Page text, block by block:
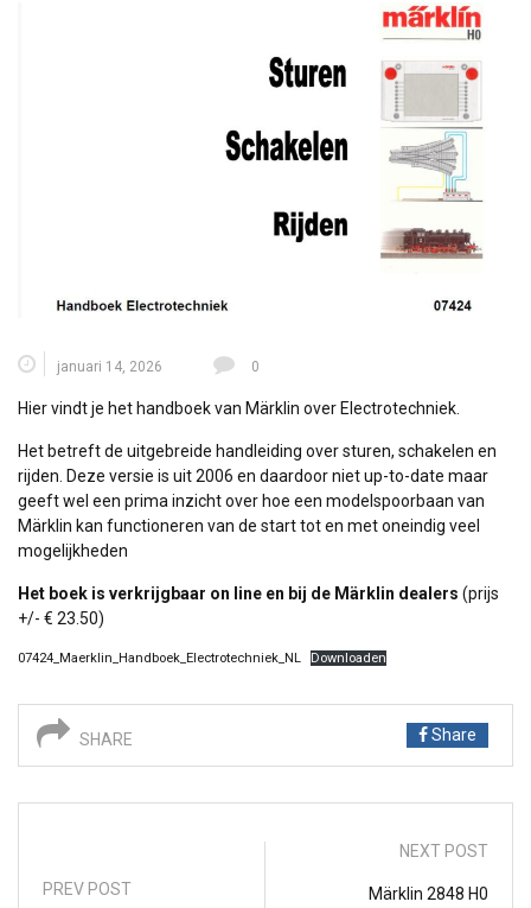
januari 14, 2026 0
Hier vindt je het handboek van Märklin over Electrotechniek.
Het betreft de uitgebreide handleiding over sturen, schakelen en
rijden. Deze versie is uit 2006 en daardoor niet up-to-date maar
geeft wel een prima inzicht over hoe een modelspoorbaan van
Märklin kan functioneren van de start tot en met oneindig veel
mogelijkheden
Het boek is verkrijgbaar on line en bij de Märklin dealers (prijs
+/- € 23.50)
07424_Maerklin_Handboek_Electrotechniek_NL Downloaden
SHARE Share
PREV POST
NEXT POST
Märklin 2848 H0